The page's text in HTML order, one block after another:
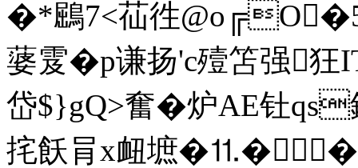
�*鶌7<苮徃
蔢雭�p谦扬'c殪笘强
岱$}gQ>奮�炉AE钍
挓飫肙x衄墌� ⒒�